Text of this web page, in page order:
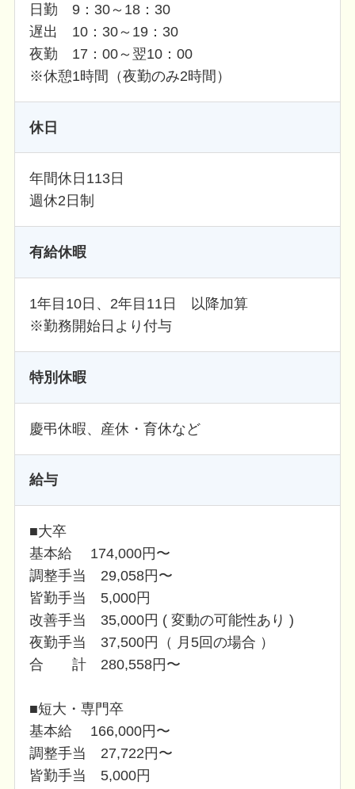
日勤 9：30～18：30
遅出 10：30～19：30
夜勤 17：00～翌10：00
※休憩1時間（夜勤のみ2時間）
休日
年間休日113日
週休2日制
有給休暇
1年目10日、2年目11日 以降加算
※勤務開始日より付与
特別休暇
慶弔休暇、産休・育休など
給与
■大卒
基本給 174,000円〜
調整手当 29,058円〜
皆勤手当 5,000円
改善手当 35,000円 ( 変動の可能性あり )
夜勤手当 37,500円（ 月5回の場合 ）
合 計 280,558円〜
■短大・専門卒
基本給 166,000円〜
調整手当 27,722円〜
皆勤手当 5,000円